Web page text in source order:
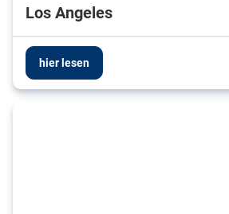
Los Angeles
hier lesen